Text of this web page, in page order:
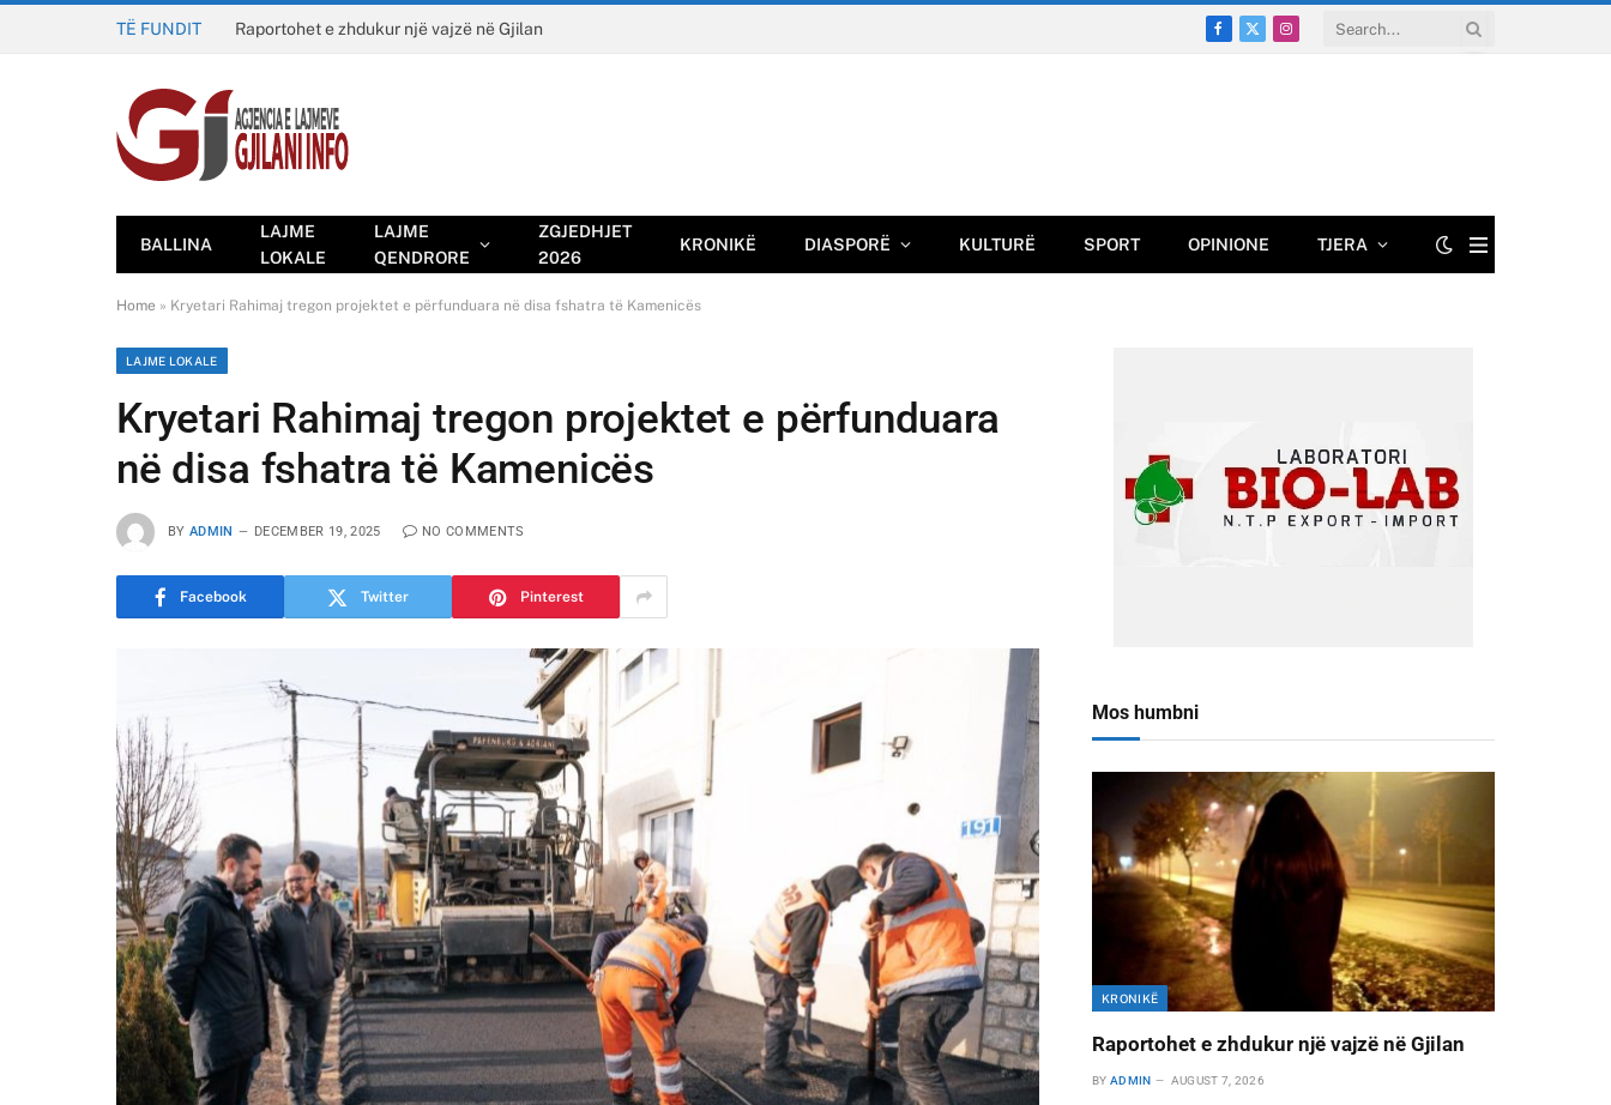
TË FUNDIT Raportohet e zhdukur një vajzë në Gjilan
Facebook
X
Instagram
BALLINA
LAJME
LOKALE
LAJME
QENDRORE
ZGJEDHJET
2026
KRONIKË DIASPORË KULTURË SPORT OPINIONE TJERA
Home » Kryetari Rahimaj tregon projektet e përfunduara në disa fshatra të Kamenicës
LAJME LOKALE
Kryetari Rahimaj tregon projektet e përfunduara
në disa fshatra të Kamenicës
BY ADMIN DECEMBER 19, 2025 NO COMMENTS
Facebook Twitter Pinterest
Mos humbni
KRONIKË
Raportohet e zhdukur një vajzë në Gjilan
BY ADMIN AUGUST 7, 2026